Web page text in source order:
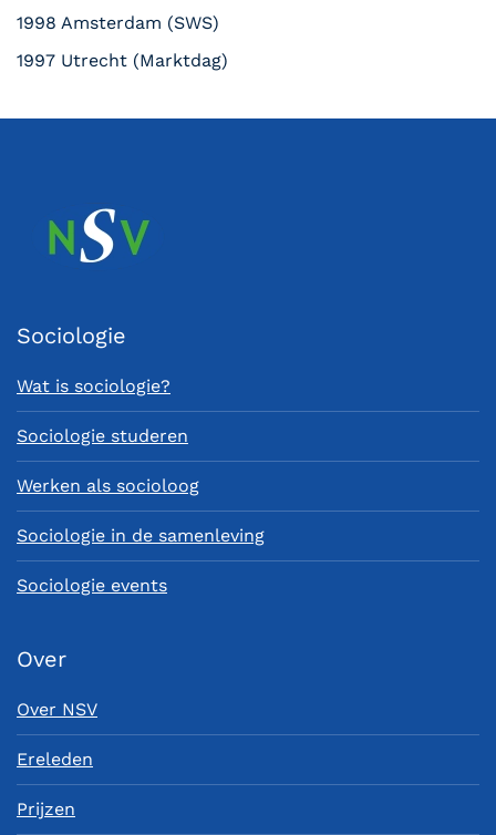
1998 Amsterdam (SWS)
1997 Utrecht (Marktdag)
Sociologie
Wat is sociologie?
Sociologie studeren
Werken als socioloog
Sociologie in de samenleving
Sociologie events
Over
Over NSV
Ereleden
Prijzen